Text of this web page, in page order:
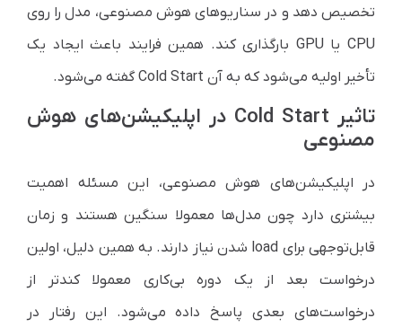
تخصیص دهد و در سناریوهای هوش مصنوعی، مدل را روی
CPU یا GPU بارگذاری کند. همین فرایند باعث ایجاد یک
تأخیر اولیه می‌شود که به آن Cold Start گفته می‌شود.
تاثیر Cold Start در اپلیکیشن‌های هوش
مصنوعی
در اپلیکیشن‌های هوش مصنوعی، این مسئله اهمیت
بیشتری دارد چون مدل‌ها معمولا سنگین هستند و زمان
قابل‌توجهی برای load شدن نیاز دارند. به همین دلیل، اولین
درخواست بعد از یک دوره بی‌کاری معمولا کندتر از
درخواست‌های بعدی پاسخ داده می‌شود. این رفتار در